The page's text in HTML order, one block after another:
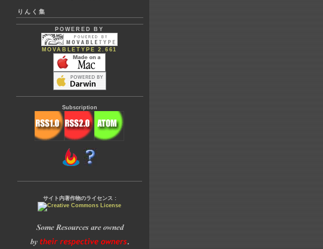
りんく集
POWERED BY
MOVABLETYPE 2.661
Subscription
サイト内著作物のライセンス :